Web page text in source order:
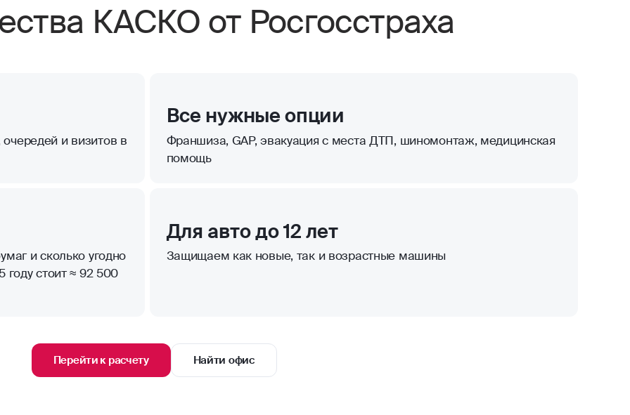
КАСКО от Росгосстраха
и визитов в
Все нужные опции
Франшиза, GAP, эвакуация с места ДТП, шиномонтаж, медицинская
помощь
и сколько угодно
стоит ≈ 92 500
Для авто до 12 лет
Защищаем как новые, так и возрастные машины
Перейти к расчету Найти офис